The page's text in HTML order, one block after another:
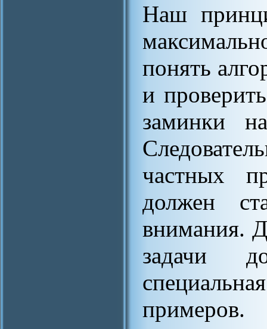
Наш
понять
и
заминки
частных
должен
внимания.
задачи
примеров.